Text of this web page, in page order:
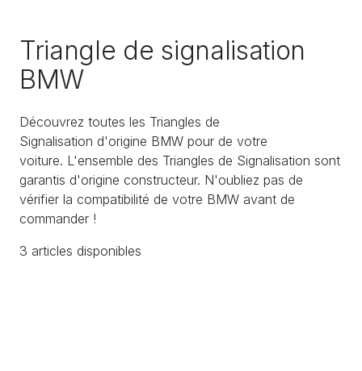
Triangle de signalisation
BMW
Découvrez toutes les Triangles de
Signalisation d'origine BMW pour de votre
voiture. L'ensemble des Triangles de Signalisation sont
garantis d'origine constructeur. N'oubliez pas de
vérifier la compatibilité de votre BMW avant de
commander !
3 articles disponibles